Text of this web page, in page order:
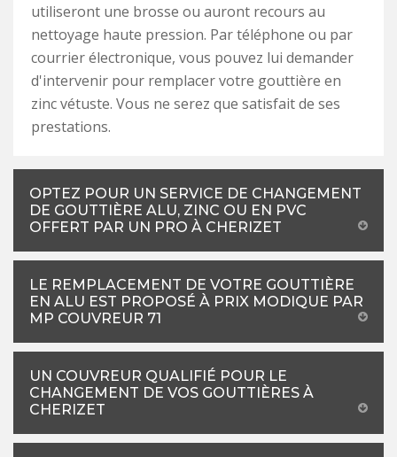
utiliseront une brosse ou auront recours au
nettoyage haute pression. Par téléphone ou par
courrier électronique, vous pouvez lui demander
d'intervenir pour remplacer votre gouttière en
zinc vétuste. Vous ne serez que satisfait de ses
prestations.
OPTEZ POUR UN SERVICE DE CHANGEMENT
DE GOUTTIÈRE ALU, ZINC OU EN PVC
OFFERT PAR UN PRO À CHERIZET
LE REMPLACEMENT DE VOTRE GOUTTIÈRE
EN ALU EST PROPOSÉ À PRIX MODIQUE PAR
MP COUVREUR 71
UN COUVREUR QUALIFIÉ POUR LE
CHANGEMENT DE VOS GOUTTIÈRES À
CHERIZET